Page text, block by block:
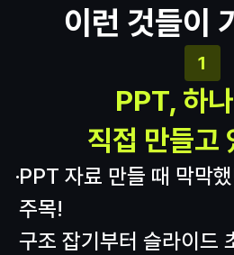
이런 것들이
1
PPT, 하
직접 만들고
PPT 자료 만들 때 막막
주목!
구조 잡기부터 슬라이드